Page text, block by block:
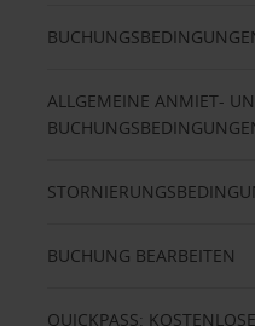
ALLGEMEINE ANMIET-
BUCHUNG BEARBEITEN
QUICKPASS: